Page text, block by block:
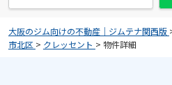
大阪のジム向けの不動産｜ジムテナ関西版
市北区 > クレッセント > 物件詳細